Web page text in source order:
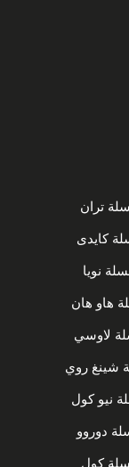
تران
كايدى
نويا
هاو هان
لاوسي
شينغ روي
نيو كول
دوروو